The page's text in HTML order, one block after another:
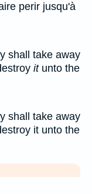
perir jusqu'à
shall take away
itunto the
shall take away
it unto the